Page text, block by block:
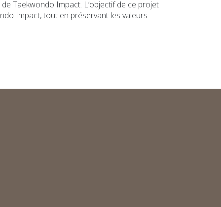
Taekwondo Impact. L’objectif de ce projet
Impact, tout en préservant les valeurs